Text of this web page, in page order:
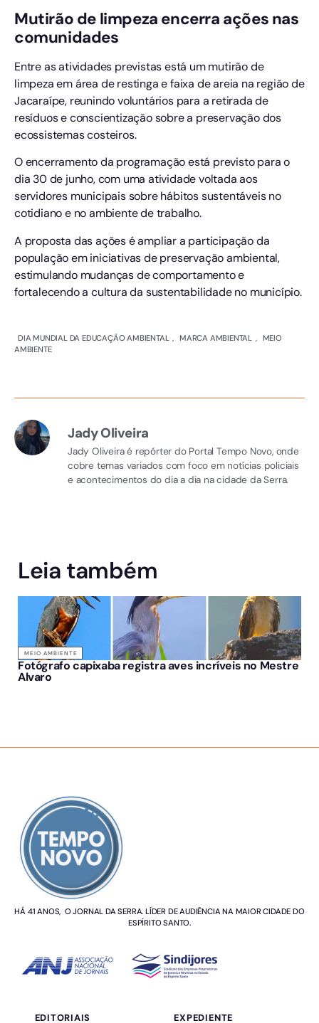
Mutirão de limpeza encerra ações nas
comunidades
Entre as atividades previstas está um mutirão de
limpeza em área de restinga e faixa de areia na região de
Jacaraípe, reunindo voluntários para a retirada de
resíduos e conscientização sobre a preservação dos
ecossistemas costeiros.
O encerramento da programação está previsto para o
dia 30 de junho, com uma atividade voltada aos
servidores municipais sobre hábitos sustentáveis no
cotidiano e no ambiente de trabalho.
A proposta das ações é ampliar a participação da
população em iniciativas de preservação ambiental,
estimulando mudanças de comportamento e
fortalecendo a cultura da sustentabilidade no município.
DIA MUNDIAL DA EDUCAÇÃO AMBIENTAL , MARCA AMBIENTAL , MEIO
AMBIENTE
Jady Oliveira
Jady Oliveira é repórter do Portal Tempo Novo, onde
cobre temas variados com foco em notícias policiais
e acontecimentos do dia a dia na cidade da Serra.
Leia também
MEIO AMBIENTE
Fotógrafo capixaba registra aves incríveis no Mestre
Alvaro
HÁ 41 ANOS, O JORNAL DA SERRA. LÍDER DE AUDIÊNCIA NA MAIOR CIDADE DO
ESPÍRITO SANTO.
EDITORIAIS EXPEDIENTE